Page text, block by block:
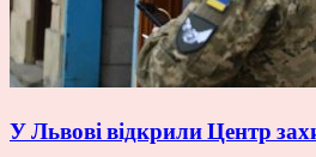
У Львові відкрили Центр